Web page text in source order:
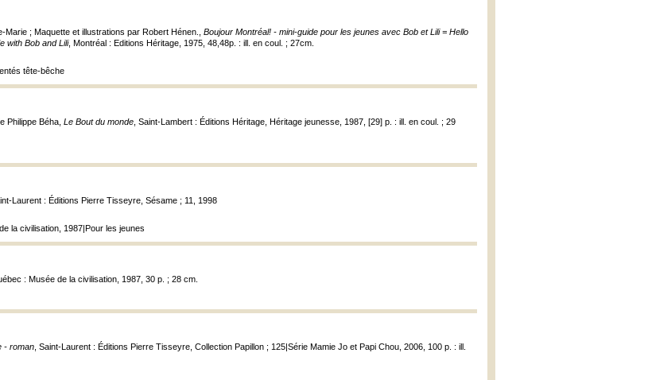
; Maquette et illustrations par Robert Hénen., Boujour Montréal! - mini-guide pour les jeunes avec Bob et Lili = Hello
with Bob and Lili, Montréal : Editions Héritage, 1975, 48,48p. : ill. en coul. ; 27cm.
tête-bêche
Philippe Béha, Le Bout du monde , Saint-Lambert : Éditions Héritage, Héritage jeunesse, 1987, [29] p. : ill. en coul. ; 29
Laurent : Éditions Pierre Tisseyre, Sésame ; 11, 1998
la civilisation, 1987|Pour les jeunes
: Musée de la civilisation, 1987, 30 p. ; 28 cm.
- roman , Saint-Laurent : Éditions Pierre Tisseyre, Collection Papillon ; 125|Série Mamie Jo et Papi Chou, 2006, 100 p. : ill.